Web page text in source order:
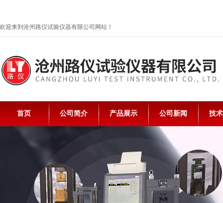
欢迎来到沧州路仪试验仪器有限公司网站！
首页 公司简介 产品展示 公司新闻 技